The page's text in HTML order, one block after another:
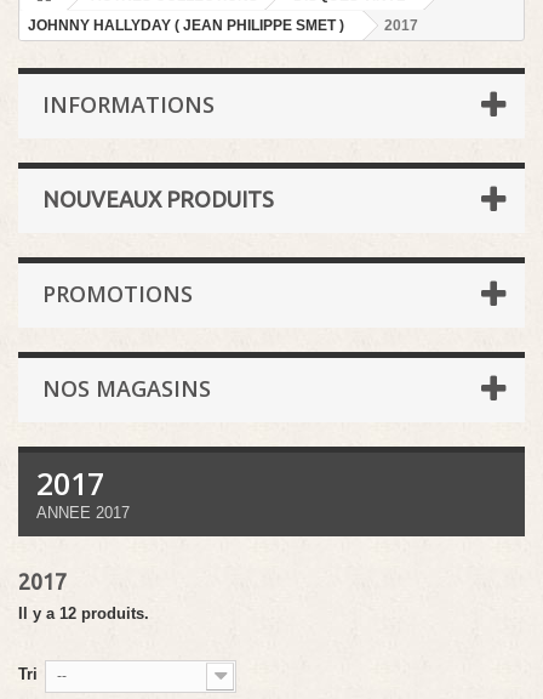
JOHNNY HALLYDAY ( JEAN PHILIPPE SMET )
2017
INFORMATIONS
NOUVEAUX PRODUITS
PROMOTIONS
NOS MAGASINS
2017
ANNEE 2017
2017
Il y a 12 produits.
Tri --